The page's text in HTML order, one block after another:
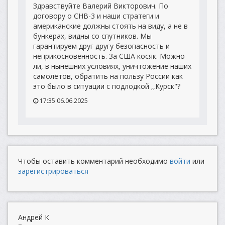
Здравствуйте Валерий Викторович. По
договору о СНВ-3 и наши стратеги и
американские должны стоять на виду, а не в
бункерах, видны со спутников. Мы
гарантируем друг другу безопасность и
неприкосновенность. За США косяк. Можно
ли, в нынешних условиях, уничтожение наших
самолётов, обратить на пользу России как
это было в ситуации с подлодкой ,,Курск"?
17:35 06.06.2025
Чтобы оставить комментарий необходимо войти или
зарегистрироваться
Андрей К